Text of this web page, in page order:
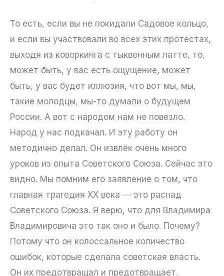
То есть, если вы не покидали Садовое кольцо,
и если вы участвовали во всех этих протестах,
выходя из коворкинга с тыквенным латте, то,
может быть, у вас есть ощущение, может
быть, у вас будет иллюзия, что вот мы, мы,
такие молодцы, мы-то думали о будущем
России. А вот с народом нам не повезло.
Народ у нас подкачал. И эту работу он
методично делал. Он извлёк очень много
уроков из опыта Советского Союза. Сейчас это
видно. Мы помним его заявление о том, что
главная трагедия XX века — это распад
Советского Союза. Я верю, что для Владимира
Владимировича это так оно и было. Почему?
Потому что он колоссальное количество
ошибок, которые сделала советская власть.
Он их предотвращал и предотвращает.